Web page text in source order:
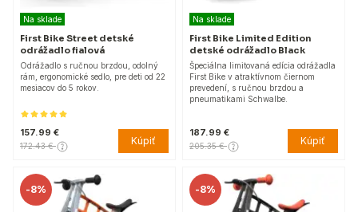
Na sklade
First Bike Street detské
odrážadlo fialová
Odrážadlo s ručnou brzdou, odolný
rám, ergonomické sedlo, pre deti od 22
mesiacov do 5 rokov.
157.99 €
172.43 € Kúpiť
Na sklade
First Bike Limited Edition
detské odrážadlo Black
Špeciálna limitovaná edícia odrážadla
First Bike v atraktívnom čiernom
prevedení, s ručnou brzdou a
pneumatikami Schwalbe.
187.99 €
205.35 € Kúpiť
-8% -8%